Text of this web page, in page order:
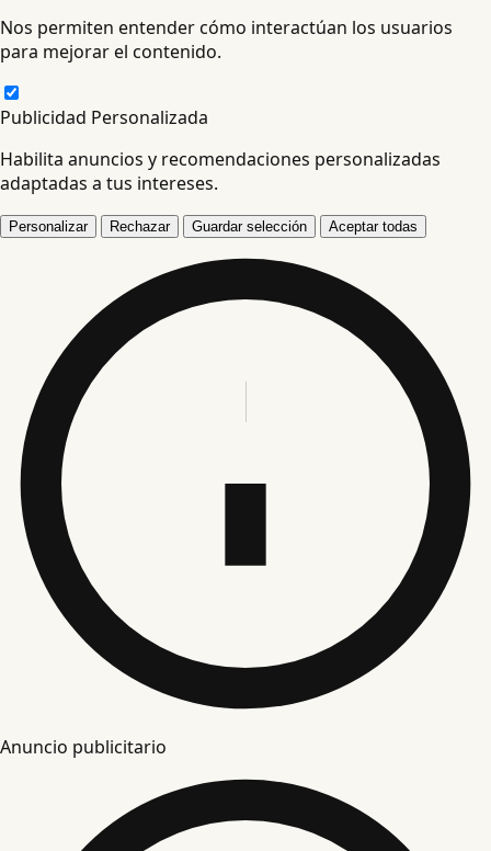
Nos permiten entender cómo interactúan los usuarios
para mejorar el contenido.
Publicidad Personalizada
Habilita anuncios y recomendaciones personalizadas
adaptadas a tus intereses.
Personalizar Rechazar Guardar selección Aceptar todas
Anuncio publicitario